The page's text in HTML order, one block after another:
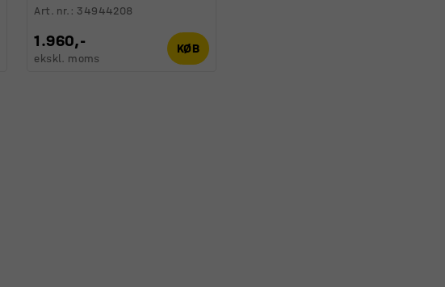
Art. nr. : 34944208
1.960,-
ekskl. moms
KØB